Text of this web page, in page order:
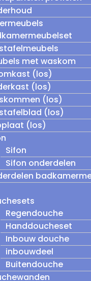
met waskom
(los)
(los)
(los)
(los)
(los)
Sifon
Sifon onderdelen
Regendouche
Handdoucheset
Inbouw douche
inbouwdeel
Buitendouche